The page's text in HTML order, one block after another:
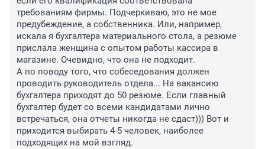
требованиям фирмы. Подчеркиваю, это не мое
предубеждение, а собственника. Или, например,
искала я бухгалтера материального стола, а резюме
прислала женщина с опытом работы кассира в
магазине. Очевидно, что она не подходит.
А по поводу того, что собеседования должен
проводить руководитель отдела... На вакансию
бухгалтера приходят до 50 резюме. Если главный
бухгалтер будет со всеми кандидатами лично
встречаться, она отчеты никогда не сдаст))) Вот и
приходится выбирать 4-5 человек, наиболее
подходящих на мой взгляд.